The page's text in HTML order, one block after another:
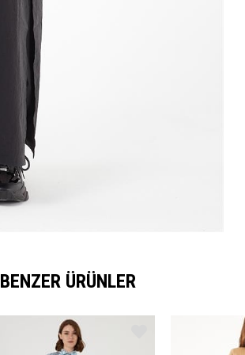
BENZER ÜRÜNLER